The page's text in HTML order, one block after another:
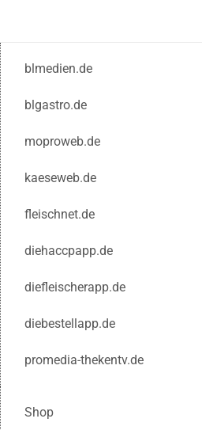
blmedien.de
blgastro.de
moproweb.de
kaeseweb.de
fleischnet.de
diehaccpapp.de
diefleischerapp.de
diebestellapp.de
promedia-thekentv.de
Shop